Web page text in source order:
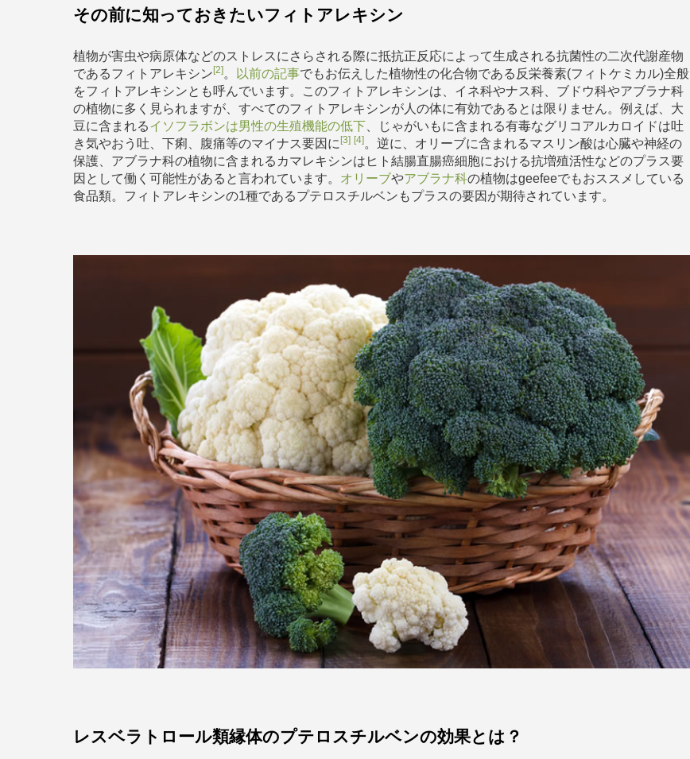
その前に知っておきたいフィトアレキシン
植物が害虫や病原体などのストレスにさらされる際に抵抗正反応によって生成される抗菌性の二次代謝産物
であるフィトアレキシン[2]。 以前の記事でもお伝えした植物性の化合物である反栄養素(フィトケミカル)全般
をフィトアレキシンとも呼んでいます。このフィトアレキシンは、イネ科やナス科、ブドウ科やアブラナ科
の植物に多く見られますが、すべてのフィトアレキシンが人の体に有効であるとは限りません。例えば、大
豆に含まれるイソフラボンは男性の生殖機能の低下 、じゃがいもに含まれる有毒なグリコアルカロイドは吐
き気やおう吐、下痢、腹痛等のマイナス要因に[3] [4]。逆に、オリーブに含まれるマスリン酸は心臓や神経の
保護、アブラナ科の植物に含まれるカマレキシンはヒト結腸直腸癌細胞における抗増殖活性などのプラス要
因として働く可能性があると言われています。 オリーブやアブラナ科の植物はgeefeeでもおススメしている
食品類。フィトアレキシンの1種であるプテロスチルベンもプラスの要因が期待されています。
レスベラトロール類縁体のプテロスチルベンの効果とは？